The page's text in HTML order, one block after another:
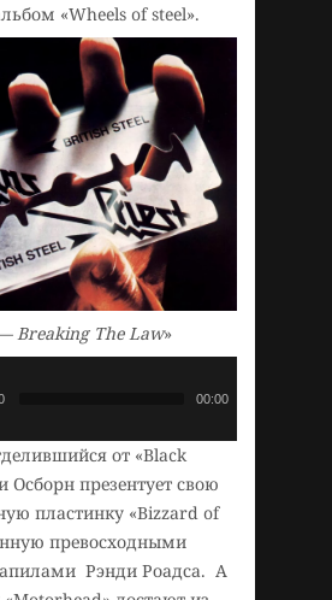
«Wheels of steel».
Breaking The Law»
00:00
от «Black
Осборн презентует свою
пластинку «Bizzard of
превосходными
Рэнди Роадса. А